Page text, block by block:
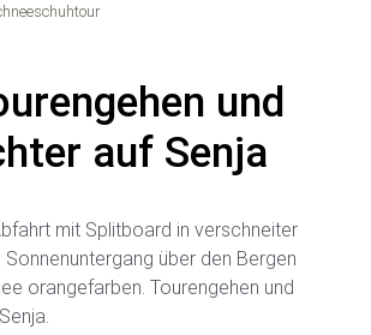
und
auf Senja